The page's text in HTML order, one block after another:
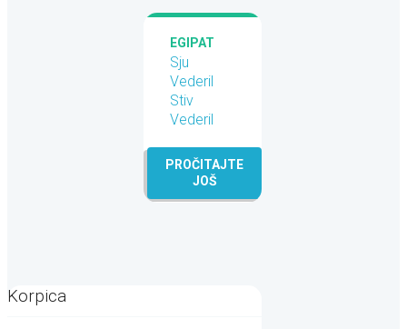
EGIPAT
Sju
Vederil
Stiv
Vederil
PROČITAJTE
JOŠ
Korpica